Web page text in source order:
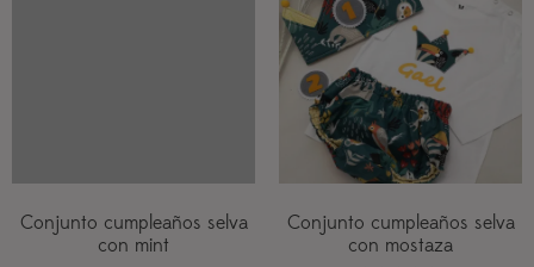
Conjunto cumpleaños selva
con mint
Conjunto cumpleaños selva
con mostaza